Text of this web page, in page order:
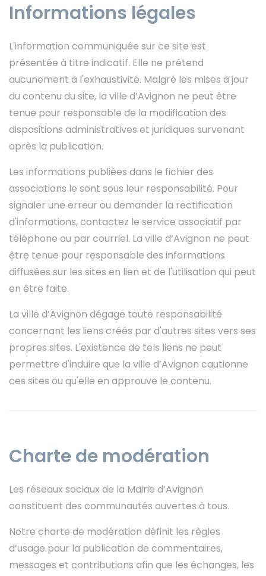
Informations légales
L'information communiquée sur ce site est
présentée à titre indicatif. Elle ne prétend
aucunement à l'exhaustivité. Malgré les mises à jour
du contenu du site, la ville d’Avignon ne peut être
tenue pour responsable de la modification des
dispositions administratives et juridiques survenant
après la publication.
Les informations publiées dans le fichier des
associations le sont sous leur responsabilité. Pour
signaler une erreur ou demander la rectification
d'informations, contactez le service associatif par
téléphone ou par courriel. La ville d’Avignon ne peut
être tenue pour responsable des informations
diffusées sur les sites en lien et de l'utilisation qui peut
en être faite.
La ville d’Avignon dégage toute responsabilité
concernant les liens créés par d'autres sites vers ses
propres sites. L'existence de tels liens ne peut
permettre d'induire que la ville d’Avignon cautionne
ces sites ou qu'elle en approuve le contenu.
Charte de modération
Les réseaux sociaux de la Mairie d’Avignon
constituent des communautés ouvertes à tous.
Notre charte de modération définit les règles
d’usage pour la publication de commentaires,
messages et contributions afin que les échanges, les